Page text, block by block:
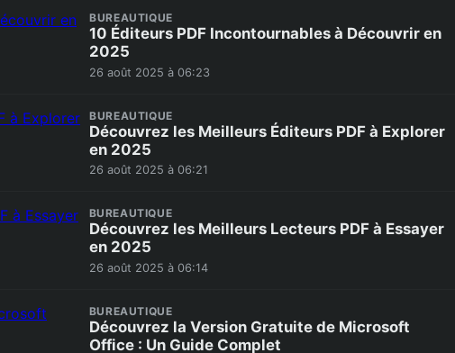
BUREAUTIQUE
10 Éditeurs PDF Incontournables à Découvrir en
2025
26 août 2025 à 06:23
BUREAUTIQUE
Découvrez les Meilleurs Éditeurs PDF à Explorer
en 2025
26 août 2025 à 06:21
BUREAUTIQUE
Découvrez les Meilleurs Lecteurs PDF à Essayer
en 2025
26 août 2025 à 06:14
BUREAUTIQUE
Découvrez la Version Gratuite de Microsoft
Office : Un Guide Complet